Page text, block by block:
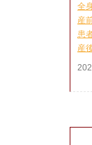
全
産
患
産